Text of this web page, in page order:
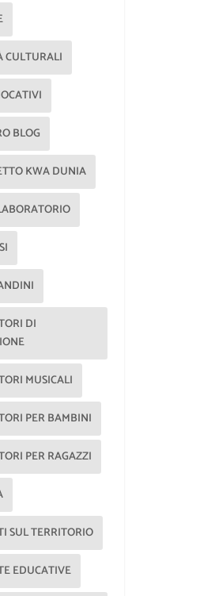
CULTURALI
BLOG
KWA DUNIA
DI
MUSICALI
PER BAMBINI
PER RAGAZZI
SUL TERRITORIO
EDUCATIVE